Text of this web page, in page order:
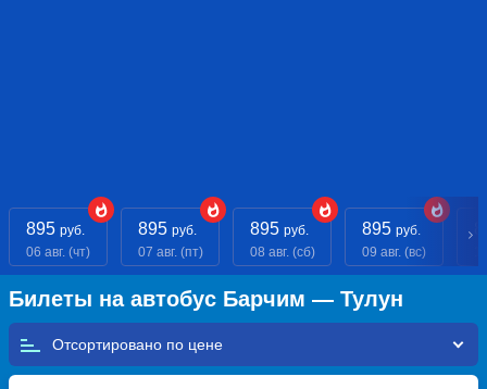
895 руб.
06 авг. (чт)
895 руб.
07 авг. (пт)
895 руб.
08 авг. (сб)
895 руб.
09 авг. (вс)
Билеты на автобус Барчим — Тулун
Отсортировано по